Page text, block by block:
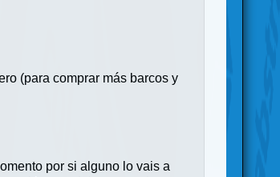
(para comprar más barcos y
por si alguno lo vais a